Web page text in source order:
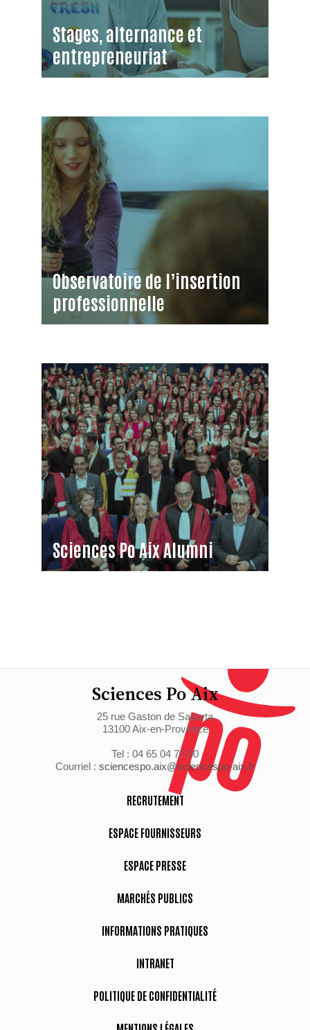
Stages, alternance et
entrepreneuriat
Observatoire de l’insertion
professionnelle
Sciences Po Aix Alumni
Sciences Po Aix
25 rue Gaston de Saporta
13100 Aix-en-Provence
Tel : 04 65 04 70 00
Courriel : sciencespo.aix@sciencespo-aix.fr
RECRUTEMENT
ESPACE FOURNISSEURS
ESPACE PRESSE
MARCHÉS PUBLICS
INFORMATIONS PRATIQUES
INTRANET
POLITIQUE DE CONFIDENTIALITÉ